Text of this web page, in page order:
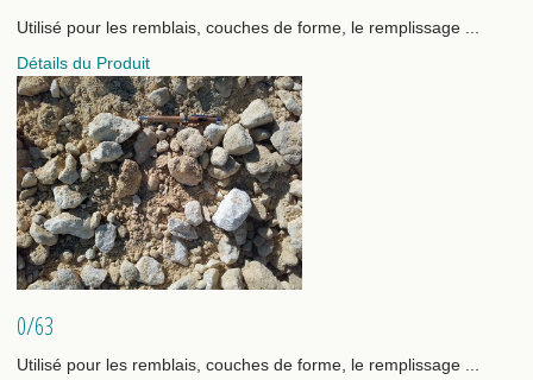
Utilisé pour les remblais, couches de forme, le remplissage ...
Détails du Produit
0/63
Utilisé pour les remblais, couches de forme, le remplissage ...